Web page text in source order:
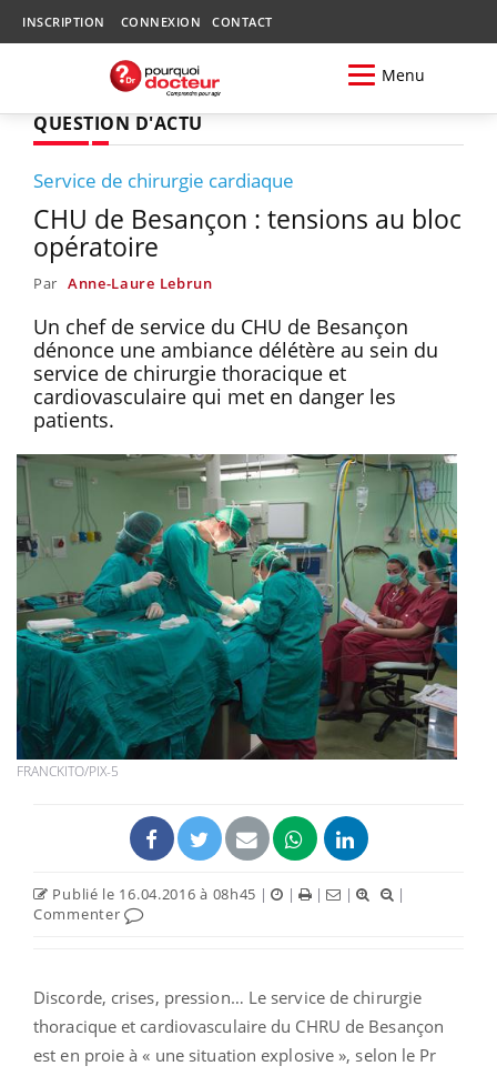
INSCRIPTION CONNEXION CONTACT
Menu
QUESTION D'ACTU
Service de chirurgie cardiaque
CHU de Besançon : tensions au bloc
opératoire
Par Anne-Laure Lebrun
Un chef de service du CHU de Besançon
dénonce une ambiance délétère au sein du
service de chirurgie thoracique et
cardiovasculaire qui met en danger les
patients.
FRANCKITO/PIX-5
Publié le 16.04.2016 à 08h45 | | | |
|
Commenter
Discorde, crises, pression… Le service de chirurgie
thoracique et cardiovasculaire du CHRU de Besançon
est en proie à « une situation explosive », selon le Pr